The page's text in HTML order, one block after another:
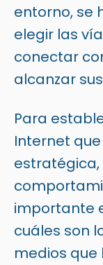
entorno, se
elegir las
conectar
alcanzar
Para
Internet
estratégica,
importante
cuáles son
medios que